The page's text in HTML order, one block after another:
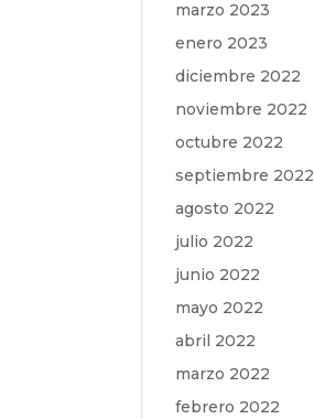
marzo 2023
enero 2023
diciembre 2022
noviembre 2022
octubre 2022
septiembre 2022
agosto 2022
julio 2022
junio 2022
mayo 2022
abril 2022
marzo 2022
febrero 2022